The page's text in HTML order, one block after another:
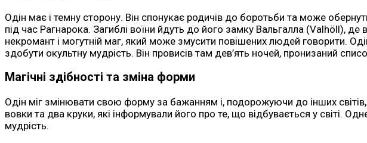
Одін має і темну сторону. Він спонукає родичів до боротьби та може
під час Рагнарока. Загиблі воїни йдуть до його замку Вальгалла (Valhöll),
некромант і могутній маг, який може змусити повішених людей говорити.
здобути окультну мудрість. Він провисів там дев’ять ночей, пронизаний
Магічні здібності та зміна форми
Одін міг змінювати свою форму за бажанням і, подорожуючи до інших
вовки та два круки, які інформували його про те, що відбувається у світі.
мудрість.